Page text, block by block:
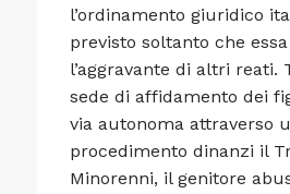
l’ordinamento giuridico
previsto soltanto che
l’aggravante di altri reati.
sede di affidamento dei
via autonoma attraverso
procedimento dinanzi il
Minorenni, il genitore